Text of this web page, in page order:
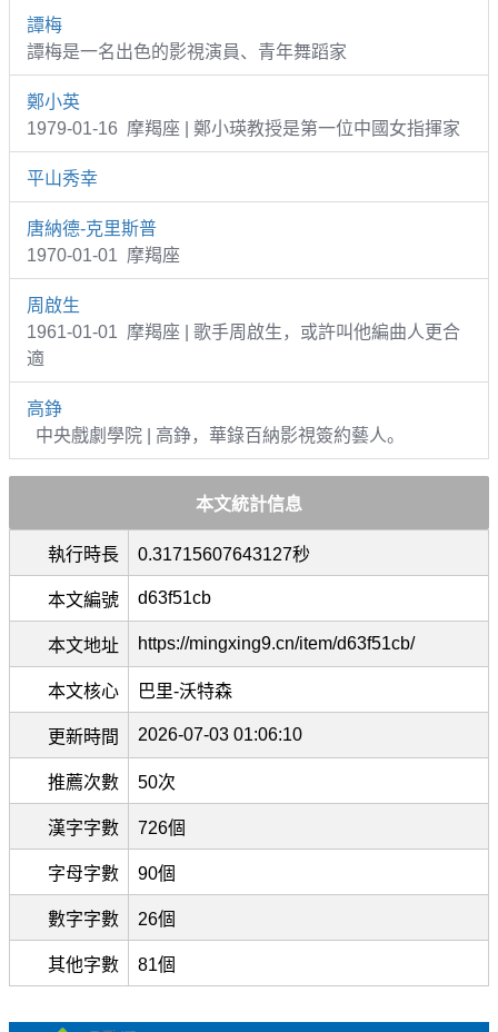
譚梅
譚梅是一名出色的影視演員、青年舞蹈家
鄭小英
1979-01-16 摩羯座 | 鄭小瑛教授是第一位中國女指揮家
平山秀幸
唐納德-克里斯普
1970-01-01 摩羯座
周啟生
1961-01-01 摩羯座 | 歌手周啟生，或許叫他編曲人更合
適
高錚
中央戲劇學院 | 高錚，華錄百納影視簽約藝人。
本文統計信息
執行時長 0.31715607643127秒
本文編號 d63f51cb
本文地址 https://mingxing9.cn/item/d63f51cb/
本文核心 巴里-沃特森
更新時間 2026-07-03 01:06:10
推薦次數 50次
漢字字數 726個
字母字數 90個
數字字數 26個
其他字數 81個